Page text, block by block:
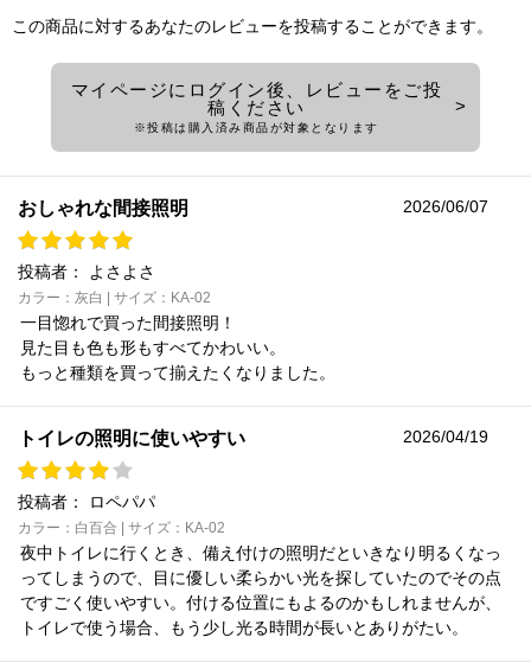
この商品に対するあなたのレビューを投稿することができます。
マイページにログイン後、レビューをご投
稿ください
※投稿は購入済み商品が対象となります
おしゃれな間接照明 2026/06/07
投稿者： よさよさ
カラー：灰白 | サイズ：KA-02
一目惚れで買った間接照明！
見た目も色も形もすべてかわいい。
もっと種類を買って揃えたくなりました。
トイレの照明に使いやすい 2026/04/19
投稿者： ロペパパ
カラー：白百合 | サイズ：KA-02
夜中トイレに行くとき、備え付けの照明だといきなり明るくなっ
ってしまうので、目に優しい柔らかい光を探していたのでその点
ですごく使いやすい。付ける位置にもよるのかもしれませんが、
トイレで使う場合、もう少し光る時間が長いとありがたい。